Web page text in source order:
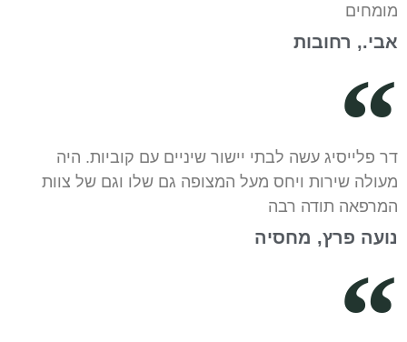
מומחים
אבי., רחובות
דר פלייסיג עשה לבתי יישור שיניים עם קוביות. היה
מעולה שירות ויחס מעל המצופה גם שלו וגם של צוות
המרפאה תודה רבה
נועה פרץ, מחסיה